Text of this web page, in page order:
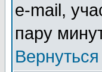
e-mail,
пару